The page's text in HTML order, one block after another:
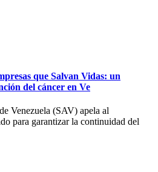
que Salvan Vidas: un
del cáncer en Ve
Venezuela (SAV) apela al
para garantizar la continuidad del